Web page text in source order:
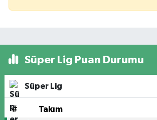
Süper Lig Puan Durumu
Süper Lig
# Takım